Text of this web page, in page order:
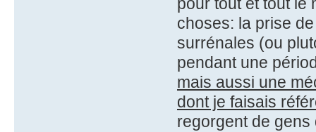
pour tout et tout le
choses: la prise
surrénales (ou
pendant une
mais aussi une
dont je faisais
regorgent de